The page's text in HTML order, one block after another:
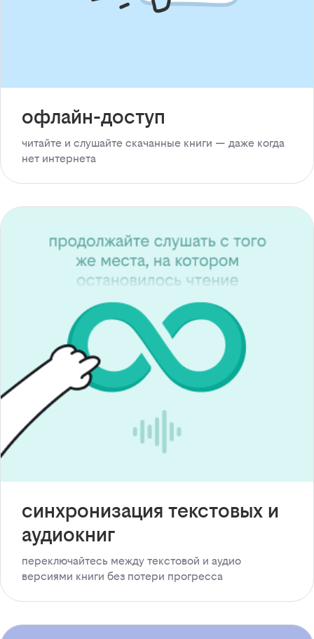
офлайн-доступ
читайте и слушайте скачанные книги — даже когда
нет интернета
синхронизация текстовых и
аудиокниг
переключайтесь между текстовой и аудио
версиями книги без потери прогресса